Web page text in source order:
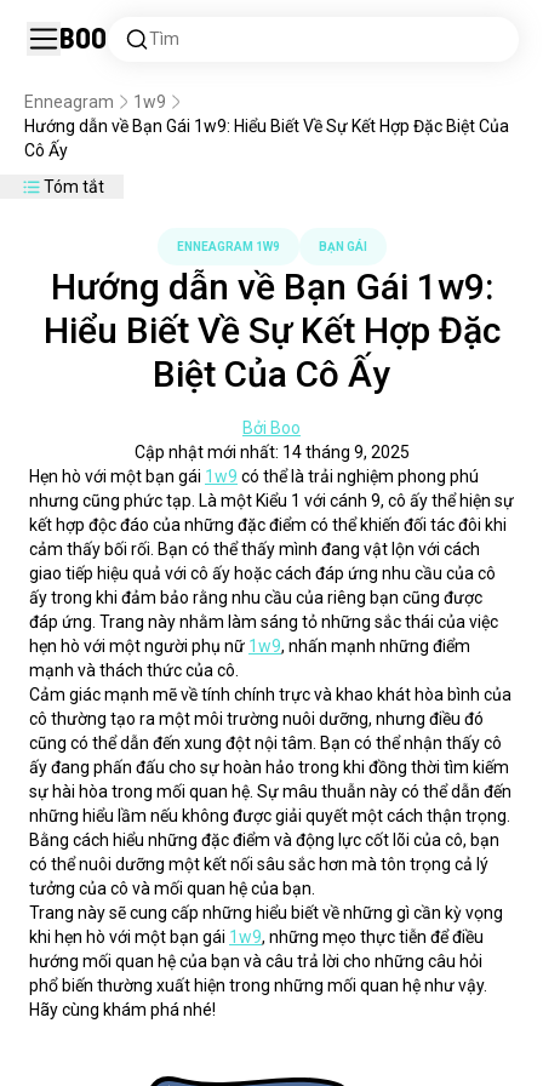
Boo Tìm
Enneagram
1w9
Hướng dẫn về Bạn Gái 1w9: Hiểu Biết Về Sự Kết Hợp Đặc Biệt Của
Cô Ấy
Tóm tắt
ENNEAGRAM 1W9 BẠN GÁI
Hướng dẫn về Bạn Gái 1w9:
Hiểu Biết Về Sự Kết Hợp Đặc
Biệt Của Cô Ấy
Bởi Boo
Cập nhật mới nhất: 14 tháng 9, 2025
Hẹn hò với một bạn gái 1w9 có thể là trải nghiệm phong phú
nhưng cũng phức tạp. Là một Kiểu 1 với cánh 9, cô ấy thể hiện sự
kết hợp độc đáo của những đặc điểm có thể khiến đối tác đôi khi
cảm thấy bối rối. Bạn có thể thấy mình đang vật lộn với cách
giao tiếp hiệu quả với cô ấy hoặc cách đáp ứng nhu cầu của cô
ấy trong khi đảm bảo rằng nhu cầu của riêng bạn cũng được
đáp ứng. Trang này nhằm làm sáng tỏ những sắc thái của việc
hẹn hò với một người phụ nữ 1w9, nhấn mạnh những điểm
mạnh và thách thức của cô.
Cảm giác mạnh mẽ về tính chính trực và khao khát hòa bình của
cô thường tạo ra một môi trường nuôi dưỡng, nhưng điều đó
cũng có thể dẫn đến xung đột nội tâm. Bạn có thể nhận thấy cô
ấy đang phấn đấu cho sự hoàn hảo trong khi đồng thời tìm kiếm
sự hài hòa trong mối quan hệ. Sự mâu thuẫn này có thể dẫn đến
những hiểu lầm nếu không được giải quyết một cách thận trọng.
Bằng cách hiểu những đặc điểm và động lực cốt lõi của cô, bạn
có thể nuôi dưỡng một kết nối sâu sắc hơn mà tôn trọng cả lý
tưởng của cô và mối quan hệ của bạn.
Trang này sẽ cung cấp những hiểu biết về những gì cần kỳ vọng
khi hẹn hò với một bạn gái 1w9, những mẹo thực tiễn để điều
hướng mối quan hệ của bạn và câu trả lời cho những câu hỏi
phổ biến thường xuất hiện trong những mối quan hệ như vậy.
Hãy cùng khám phá nhé!